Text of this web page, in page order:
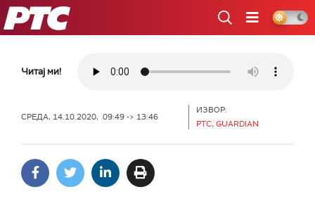
РТС
Читај ми!
СРЕДА, 14.10.2020, 09:49 -> 13:46
ИЗВОР:
РТС, GUARDIAN